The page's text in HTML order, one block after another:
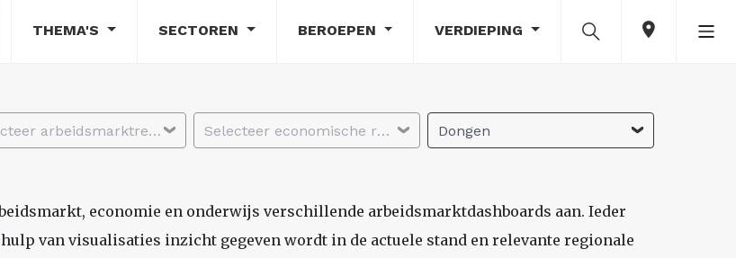
THEMA'S SECTOREN BEROEPEN VERDIEPING
Selecteer arbeidsmarktregio Selecteer economische regio Dongen
economie en onderwijs verschillende arbeidsmarktdashboards aan. Ieder
van visualisaties inzicht gegeven wordt in de actuele stand en relevante regionale